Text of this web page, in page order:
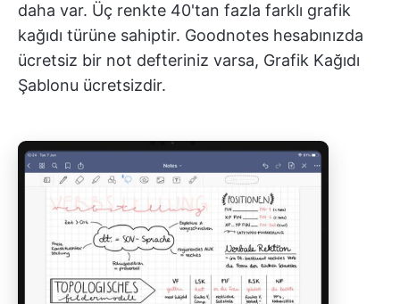
daha var. Üç renkte 40'tan fazla farklı grafik
kağıdı türüne sahiptir. Goodnotes hesabınızda
ücretsiz bir not defteriniz varsa, Grafik Kağıdı
Şablonu ücretsizdir.